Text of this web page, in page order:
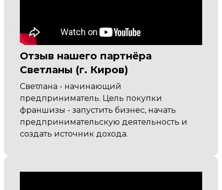
Отзыв нашего партнёра
Светланы (г. Киров)
Светлана - начинающий
предприниматель. Цель покупки
франшизы - запустить бизнес, начать
предпринимательскую деятельность и
создать источник дохода.